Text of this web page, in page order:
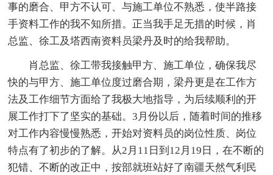
事的磨合、甲方不认可、与施工单位不熟悉，使半路接
手资料工作的我不知所措。正当我手足无措的时候，肖
总监、徐工及塔西南资料员梁丹及时的给我帮助。
肖总监、徐工带我接触甲方、施工单位，确保我尽
快的与甲方、施工单位度过磨合期，梁丹更是在工作方
法及工作细节方面给了我极大地指导，为后续顺利的开
展工作打下了坚实的基础。3月份以后，随着时间的推移
对工作内容慢慢熟悉，开始对资料员的岗位性质、岗位
特点有了初步的了解。从2月11日到12月19日，在不断的
犯错、不断的改正中，按部就班站好了南疆天然气利民